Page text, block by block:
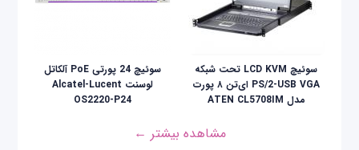
سوئيچ LCD KVM تحت شبکه
PS/2-USB VGA ای‌تن ۸ پورت
مدل ATEN CL5708IM
سوئیچ 24 پورتی PoE آلکاتل
لوسنت Alcatel-Lucent
OS2220-P24
مشاهده بیشتر ←